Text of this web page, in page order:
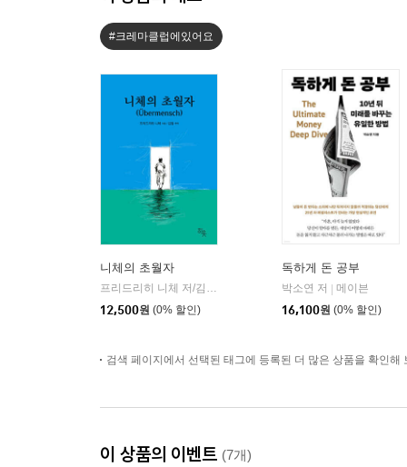
#크레마클럽에있어요
니체의 초월자
프리드리히 니체 저/김철 편역
12,500원 (0% 할인)
독하게 돈 공부
박소연 저
메이븐
16,100원 (0% 할인)
검색 페이지에서 선택된 태그에 등록된 더 많은 상품을 확인해
이 상품의 이벤트 (7개)